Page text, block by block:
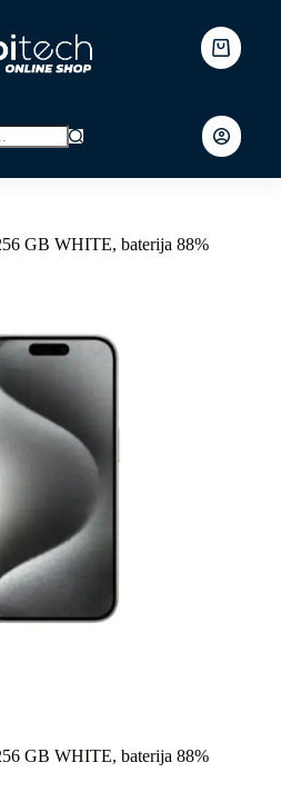
Shopping
cart
GB WHITE, baterija 88%
GB WHITE, baterija 88%